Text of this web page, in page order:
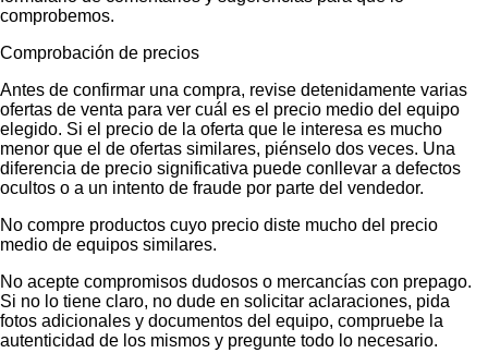
comprobemos.
Comprobación de precios
Antes de confirmar una compra, revise detenidamente varias
ofertas de venta para ver cuál es el precio medio del equipo
elegido. Si el precio de la oferta que le interesa es mucho
menor que el de ofertas similares, piénselo dos veces. Una
diferencia de precio significativa puede conllevar a defectos
ocultos o a un intento de fraude por parte del vendedor.
No compre productos cuyo precio diste mucho del precio
medio de equipos similares.
No acepte compromisos dudosos o mercancías con prepago.
Si no lo tiene claro, no dude en solicitar aclaraciones, pida
fotos adicionales y documentos del equipo, compruebe la
autenticidad de los mismos y pregunte todo lo necesario.